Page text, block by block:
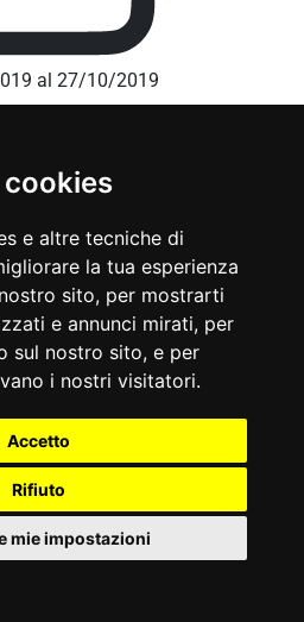
cookies
e altre tecniche di
la tua esperienza
sito, per mostrarti
e annunci mirati, per
sul nostro sito, e per
i nostri visitatori.
Accetto
Rifiuto
mie impostazioni
al 27/10/2019
viene realizzato
dei soci e dei
del gruppo
porteranno in
raccolti in questi
esposte tutte le